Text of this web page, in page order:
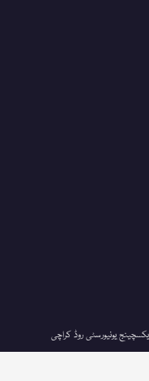
یونیورسٹی روڈ کراچی